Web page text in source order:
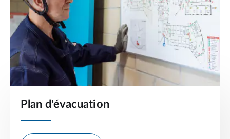
Plan d'évacuation